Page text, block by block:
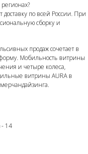
по всей России. При
сборку и
продаж сочетает в
Мобильность витрины
и четыре колеса,
витрины AURA в
- 14